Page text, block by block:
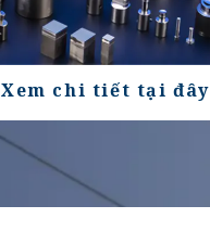
Xem chi tiết tại đây